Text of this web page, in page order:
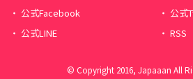
公式Facebook
公式
公式LINE
RSS
© Copyright 2016, Japaaan All